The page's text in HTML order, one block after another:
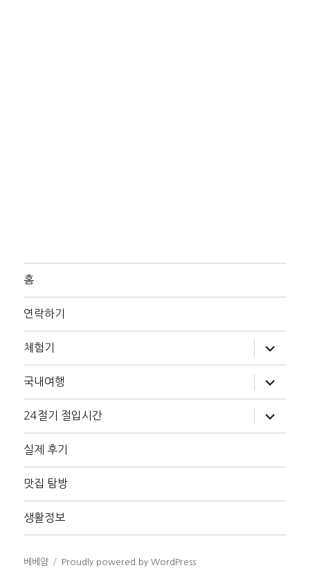
홈
연락하기
체험기
위
메
확
장
국내여행
위
메
확
장
24절기 절입시간
위
메
장
실제 후기
맛집 탐방
생활정보
베베얌 Proudly powered by WordPress